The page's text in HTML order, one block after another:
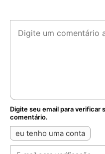
Digite seu email para verificar
comentário.
eu tenho uma conta